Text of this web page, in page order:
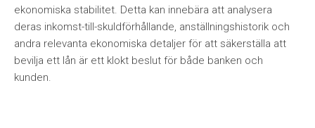
ekonomiska stabilitet. Detta kan innebära att analysera
deras inkomst-till-skuldförhållande, anställningshistorik och
andra relevanta ekonomiska detaljer för att säkerställa att
bevilja ett lån är ett klokt beslut för både banken och
kunden.